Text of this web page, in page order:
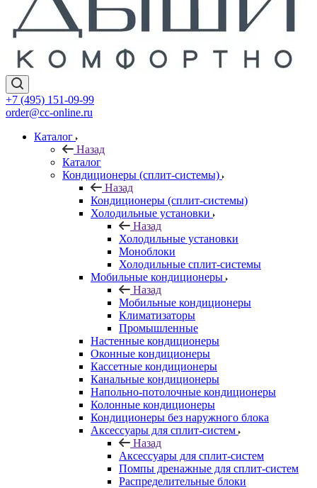
+7 (495) 151-09-99
order@cc-online.ru
Каталог
Назад
Каталог
Кондиционеры (сплит-системы)
Назад
Кондиционеры (сплит-системы)
Холодильные установки
Назад
Холодильные установки
Моноблоки
Холодильные сплит-системы
Мобильные кондиционеры
Назад
Мобильные кондиционеры
Климатизаторы
Промышленные
Настенные кондиционеры
Оконные кондиционеры
Кассетные кондиционеры
Канальные кондиционеры
Напольно-потолочные кондиционеры
Колонные кондиционеры
Кондиционеры без наружного блока
Аксессуары для сплит-систем
Назад
Аксессуары для сплит-систем
Помпы дренажные для сплит-систем
Распределительные блоки